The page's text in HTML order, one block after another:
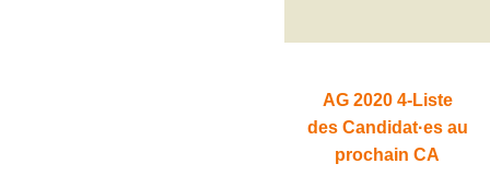
AG 2020 4-Liste
des Candidat·es au
prochain CA